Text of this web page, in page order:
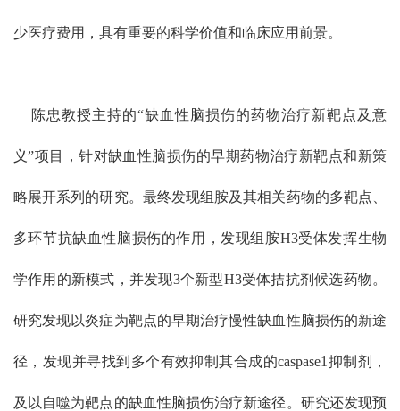
少医疗费用，具有重要的科学价值和临床应用前景。
陈忠教授主持的“缺血性脑损伤的药物治疗新靶点及意
义”项目，针对缺血性脑损伤的早期药物治疗新靶点和新策
略展开系列的研究。最终发现组胺及其相关药物的多靶点、
多环节抗缺血性脑损伤的作用，发现组胺H3受体发挥生物
学作用的新模式，并发现3个新型H3受体拮抗剂候选药物。
研究发现以炎症为靶点的早期治疗慢性缺血性脑损伤的新途
径，发现并寻找到多个有效抑制其合成的caspase1抑制剂，
及以自噬为靶点的缺血性脑损伤治疗新途径。研究还发现预